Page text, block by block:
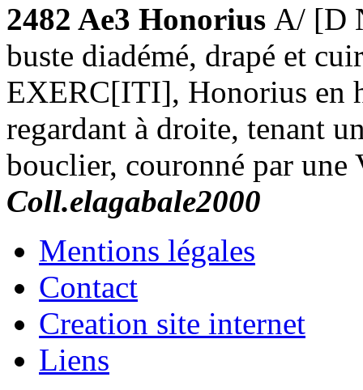
2482 Ae3 Honorius A/ [D
buste diadémé, drapé et
EXERC[ITI], Honorius en
regardant à droite, tenant
bouclier, couronné par
Coll.elagabale2000
Mentions légales
Contact
Creation site internet
Liens